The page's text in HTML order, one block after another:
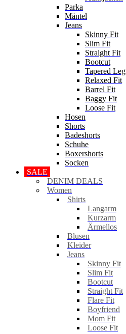
Parka
Mäntel
Jeans
Skinny Fit
Slim Fit
Straight Fit
Bootcut
Tapered Leg
Relaxed Fit
Barrel Fit
Baggy Fit
Loose Fit
Hosen
Shorts
Badeshorts
Schuhe
Boxershorts
Socken
SALE
DENIM DEALS
Women
Shirts
Langarm
Kurzarm
Ärmellos
Blusen
Kleider
Jeans
Skinny Fit
Slim Fit
Bootcut
Straight Fit
Flare Fit
Boyfriend
Mom Fit
Loose Fit